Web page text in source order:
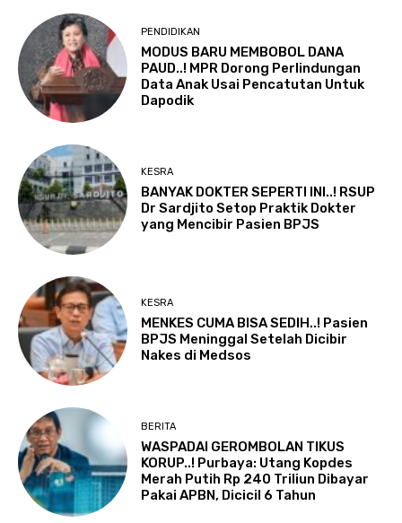
PENDIDIKAN
MODUS BARU MEMBOBOL DANA
PAUD..! MPR Dorong Perlindungan
Data Anak Usai Pencatutan Untuk
Dapodik
KESRA
BANYAK DOKTER SEPERTI INI..! RSUP
Dr Sardjito Setop Praktik Dokter
yang Mencibir Pasien BPJS
KESRA
MENKES CUMA BISA SEDIH..! Pasien
BPJS Meninggal Setelah Dicibir
Nakes di Medsos
BERITA
WASPADAI GEROMBOLAN TIKUS
KORUP..! Purbaya: Utang Kopdes
Merah Putih Rp 240 Triliun Dibayar
Pakai APBN, Dicicil 6 Tahun